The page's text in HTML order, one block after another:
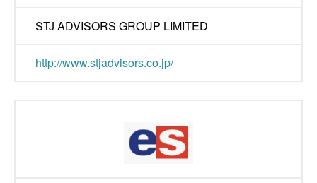
STJ ADVISORS GROUP LIMITED
http://www.stjadvisors.co.jp/